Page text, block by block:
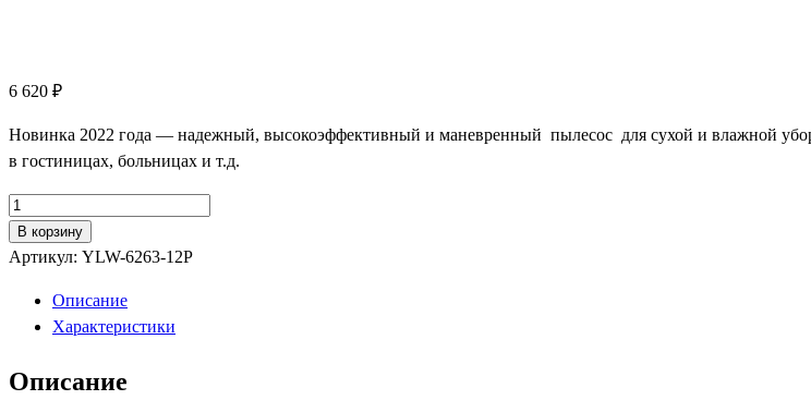
6 620 ₽
Новинка 2022 года — надежный, высокоэффективный и маневренный пылесос для сухой и влажной
в гостиницах, больницах и т.д.
Количество
товара
Водопылесос
VL12P
(YLW-
12P)
В корзину
Артикул: YLW-6263-12P
Описание
Характеристики
Описание